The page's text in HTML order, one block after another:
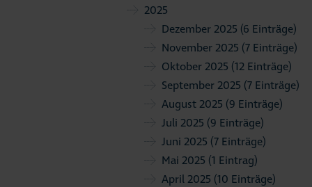
2025
Dezember 2025 (6 Einträge)
November 2025 (7 Einträge)
Oktober 2025 (12 Einträge)
September 2025 (7 Einträge)
August 2025 (9 Einträge)
Juli 2025 (9 Einträge)
Juni 2025 (7 Einträge)
Mai 2025 (1 Eintrag)
April 2025 (10 Einträge)